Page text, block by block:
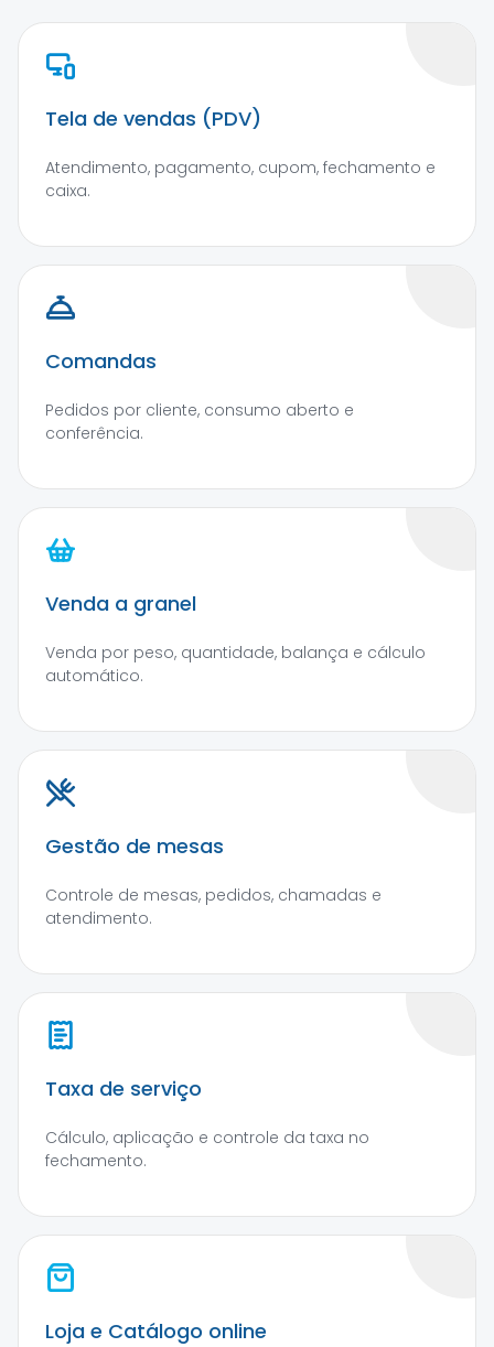
Tela de vendas (PDV)
Atendimento, pagamento, cupom, fechamento e
caixa.
Comandas
Pedidos por cliente, consumo aberto e
conferência.
Venda a granel
Venda por peso, quantidade, balança e cálculo
automático.
Gestão de mesas
Controle de mesas, pedidos, chamadas e
atendimento.
Taxa de serviço
Cálculo, aplicação e controle da taxa no
fechamento.
Loja e Catálogo online